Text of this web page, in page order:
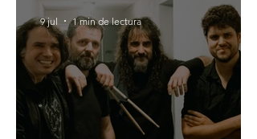
9 jul 1 min de lectura